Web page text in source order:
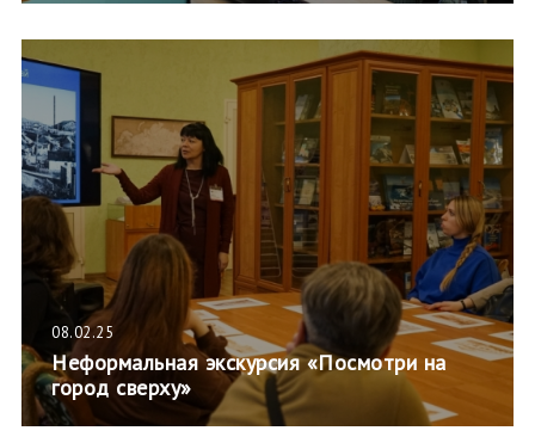
08.02.25
Неформальная экскурсия «Посмотри на
город сверху»